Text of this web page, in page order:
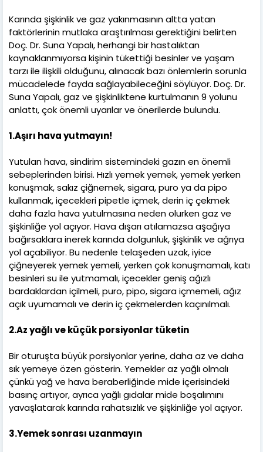
Karında şişkinlik ve gaz yakınmasının altta yatan
faktörlerinin mutlaka araştırılması gerektiğini belirten
Doç. Dr. Suna Yapalı, herhangi bir hastalıktan
kaynaklanmıyorsa kişinin tükettiği besinler ve yaşam
tarzı ile ilişkili olduğunu, alınacak bazı önlemlerin sorunla
mücadelede fayda sağlayabileceğini söylüyor. Doç. Dr.
Suna Yapalı, gaz ve şişkinliktene kurtulmanın 9 yolunu
anlattı, çok önemli uyarılar ve önerilerde bulundu.
1.Aşırı hava yutmayın!
Yutulan hava, sindirim sistemindeki gazın en önemli
sebeplerinden birisi. Hızlı yemek yemek, yemek yerken
konuşmak, sakız çiğnemek, sigara, puro ya da pipo
kullanmak, içecekleri pipetle içmek, derin iç çekmek
daha fazla hava yutulmasına neden olurken gaz ve
şişkinliğe yol açıyor. Hava dışarı atılamazsa aşağıya
bağırsaklara inerek karında dolgunluk, şişkinlik ve ağrıya
yol açabiliyor. Bu nedenle telaşeden uzak, iyice
çiğneyerek yemek yemeli, yerken çok konuşmamalı, katı
besinleri su ile yutmamalı, içecekler geniş ağızlı
bardaklardan içilmeli, puro, pipo, sigara içmemeli, ağız
açık uyumamalı ve derin iç çekmelerden kaçınılmalı.
2.Az yağlı ve küçük porsiyonlar tüketin
Bir oturuşta büyük porsiyonlar yerine, daha az ve daha
sık yemeye özen gösterin. Yemekler az yağlı olmalı
çünkü yağ ve hava beraberliğinde mide içerisindeki
basınç artıyor, ayrıca yağlı gıdalar mide boşalımını
yavaşlatarak karında rahatsızlık ve şişkinliğe yol açıyor.
3.Yemek sonrası uzanmayın